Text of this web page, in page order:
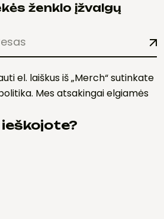
ženklo įžvalgų
el. laiškus iš „Merch“ sutinkate
Mes atsakingai elgiamės